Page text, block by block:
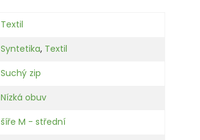
Textil
Syntetika, Textil
Suchý zip
Nízká obuv
šíře M - střední